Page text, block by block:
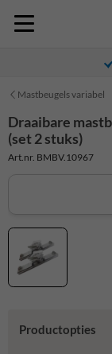
Mastbeugels variabel
Draaibare
(set 2 stuks)
Art.nr. BMBV.10967
Productopties